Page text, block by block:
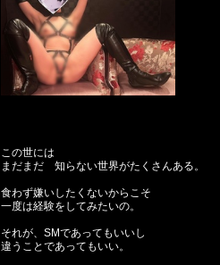
この世には
まだまだ 知らない世界がたくさんある。
食わず嫌いしたくないからこそ
一度は経験をしてみたいの。
それが、SMであってもいいし
違うことであってもいい。